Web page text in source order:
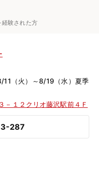
験された方
11（火）～8/19（水）夏季
－１２クリオ藤沢駅前４Ｆ
287